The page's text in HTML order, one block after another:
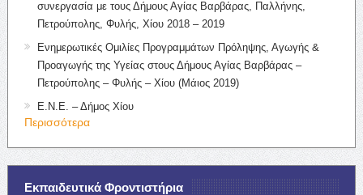
συνεργασία με τους Δήμους Αγίας Βαρβάρας, Παλλήνης,
Πετρούπολης, Φυλής, Χίου 2018 – 2019
Ενημερωτικές Ομιλίες Προγραμμάτων Πρόληψης, Αγωγής &
Προαγωγής της Υγείας στους Δήμους Αγίας Βαρβάρας –
Πετρούπολης – Φυλής – Χίου (Μάιος 2019)
Ε.Ν.Ε. – Δήμος Χίου
Περισσότερα
Εκπαιδευτικά Φροντιστήρια